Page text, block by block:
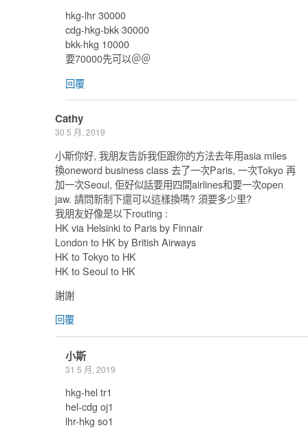
hkg-lhr 30000
cdg-hkg-bkk 30000
bkk-hkg 10000
要70000先可以＠＠
回覆
Cathy
30 5 月, 2019
小斯你好, 我朋友告訴我佢跟你的方法去年用asia miles
換oneword business class 去了一次Paris, 一次Tokyo 再
加一次Seoul, 佢好似話要用四間airlines和要一次open
jaw. 請問新制下還可以這樣換嗎? 須要多少里?
我朋友好像是以下routing :
HK via Helsinki to Paris by Finnair
London to HK by British Airways
HK to Tokyo to HK
HK to Seoul to HK
謝謝
回覆
小斯
31 5 月, 2019
hkg-hel tr1
hel-cdg oj1
lhr-hkg so1